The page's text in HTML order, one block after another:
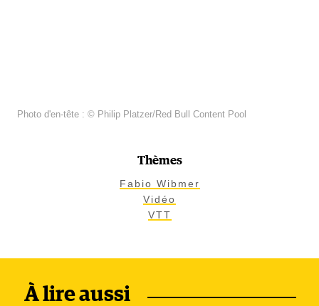
Photo d'en-tête : © Philip Platzer/Red Bull Content Pool
Thèmes
Fabio Wibmer
Vidéo
VTT
À lire aussi